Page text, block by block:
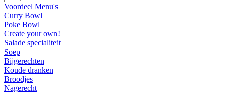
Voordeel Menu's
Curry Bowl
Poke Bowl
Create your own!
Salade specialiteit
Soep
Bijgerechten
Koude dranken
Broodjes
Nagerecht